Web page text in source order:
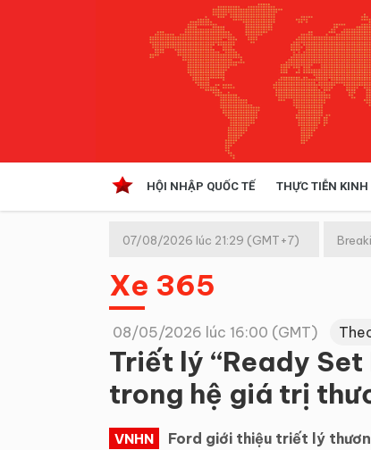
HỘI NHẬP QUỐC TẾ THỰC TIỄN
Kinh tế hội nhập
Doanh nghiệp
07/08/2026 lúc 21:29 (GMT+7)
Xe 365
08/05/2026 lúc 16:00 (GMT)
Triết lý “Ready
trong hệ giá trị
VNHN
Ford giới thiệu triết lý